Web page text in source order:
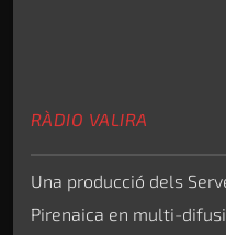
RÀDIO VALIRA
Una producció dels
Pirenaica en multi-